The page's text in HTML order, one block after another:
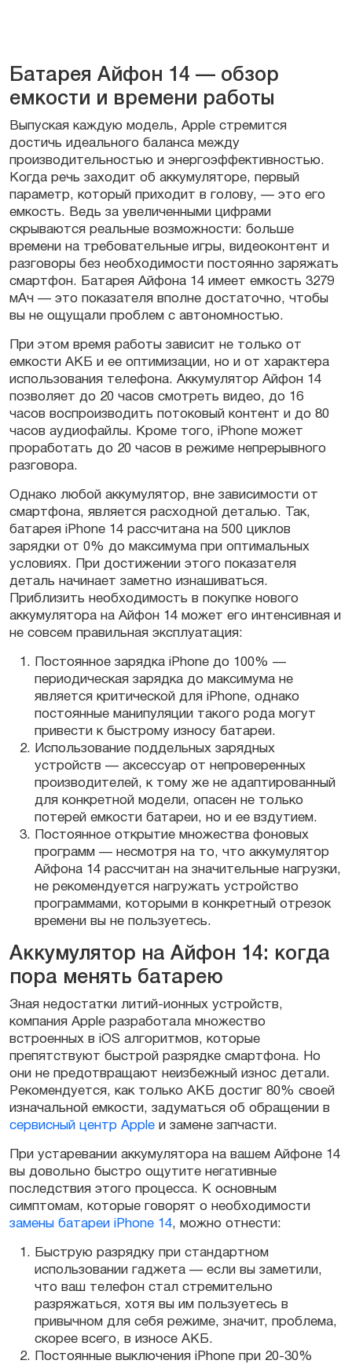
Батарея Айфон 14 — обзор
емкости и времени работы
Выпуская каждую модель, Apple стремится
достичь идеального баланса между
производительностью и энергоэффективностью.
Когда речь заходит об аккумуляторе, первый
параметр, который приходит в голову, — это его
емкость. Ведь за увеличенными цифрами
скрываются реальные возможности: больше
времени на требовательные игры, видеоконтент и
разговоры без необходимости постоянно заряжать
смартфон. Батарея Айфона 14 имеет емкость 3279
мАч — это показателя вполне достаточно, чтобы
вы не ощущали проблем с автономностью.
При этом время работы зависит не только от
емкости АКБ и ее оптимизации, но и от характера
использования телефона. Аккумулятор Айфон 14
позволяет до 20 часов смотреть видео, до 16
часов воспроизводить потоковый контент и до 80
часов аудиофайлы. Кроме того, iPhone может
проработать до 20 часов в режиме непрерывного
разговора.
Однако любой аккумулятор, вне зависимости от
смартфона, является расходной деталью. Так,
батарея iPhone 14 рассчитана на 500 циклов
зарядки от 0% до максимума при оптимальных
условиях. При достижении этого показателя
деталь начинает заметно изнашиваться.
Приблизить необходимость в покупке нового
аккумулятора на Айфон 14 может его интенсивная и
не совсем правильная эксплуатация:
Постоянное зарядка iPhone до 100% —
периодическая зарядка до максимума не
является критической для iPhone, однако
постоянные манипуляции такого рода могут
привести к быстрому износу батареи.
Использование поддельных зарядных
устройств — аксессуар от непроверенных
производителей, к тому же не адаптированный
для конкретной модели, опасен не только
потерей емкости батареи, но и ее вздутием.
Постоянное открытие множества фоновых
программ — несмотря на то, что аккумулятор
Айфона 14 рассчитан на значительные нагрузки,
не рекомендуется нагружать устройство
программами, которыми в конкретный отрезок
времени вы не пользуетесь.
Аккумулятор на Айфон 14: когда
пора менять батарею
Зная недостатки литий-ионных устройств,
компания Apple разработала множество
встроенных в iOS алгоритмов, которые
препятствуют быстрой разрядке смартфона. Но
они не предотвращают неизбежный износ детали.
Рекомендуется, как только АКБ достиг 80% своей
изначальной емкости, задуматься об обращении в
сервисный центр Apple и замене запчасти.
При устаревании аккумулятора на вашем Айфоне 14
вы довольно быстро ощутите негативные
последствия этого процесса. К основным
симптомам, которые говорят о необходимости
замены батареи iPhone 14, можно отнести:
Быструю разрядку при стандартном
использовании гаджета — если вы заметили,
что ваш телефон стал стремительно
разряжаться, хотя вы им пользуетесь в
привычном для себя режиме, значит, проблема,
скорее всего, в износе АКБ.
Постоянные выключения iPhone при 20-30%